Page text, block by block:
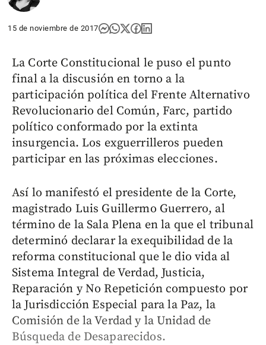
15 de noviembre de 2017
La Corte Constitucional le puso el punto
final a la discusión en torno a la
participación política del Frente Alternativo
Revolucionario del Común, Farc, partido
político conformado por la extinta
insurgencia. Los exguerrilleros pueden
participar en las próximas elecciones.
Así lo manifestó el presidente de la Corte,
magistrado Luis Guillermo Guerrero, al
término de la Sala Plena en la que el tribunal
determinó declarar la exequibilidad de la
reforma constitucional que le dio vida al
Sistema Integral de Verdad, Justicia,
Reparación y No Repetición compuesto por
la Jurisdicción Especial para la Paz, la
Comisión de la Verdad y la Unidad de
Búsqueda de Desaparecidos.